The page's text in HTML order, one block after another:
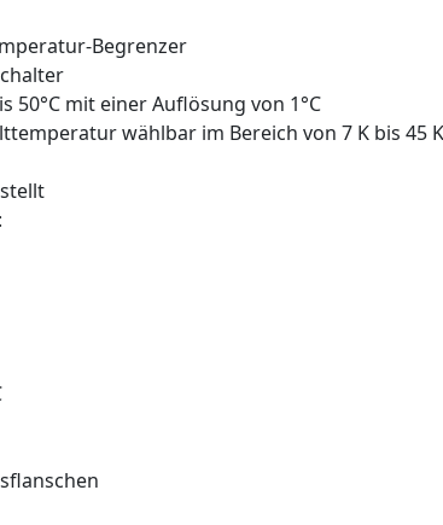
Begrenzer
50°C mit einer Auflösung von 1°C
wählbar im Bereich von 7 K bis 45 K